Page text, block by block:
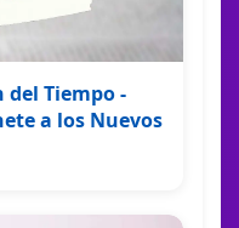
del Tiempo -
a los Nuevos